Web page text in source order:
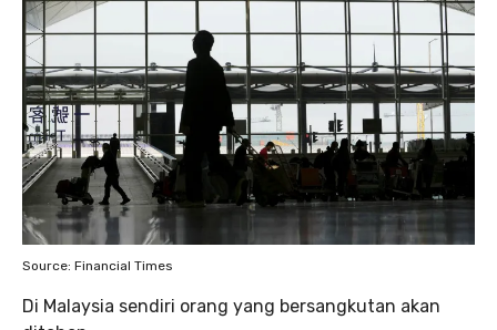
Source: Financial Times
Di Malaysia sendiri orang yang bersangkutan akan